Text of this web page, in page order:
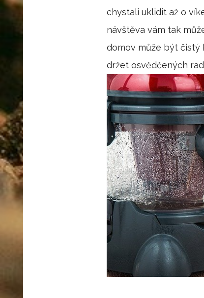
chystali uklidit až o
návštěva vám tak
domov může být čistý
držet osvědčených